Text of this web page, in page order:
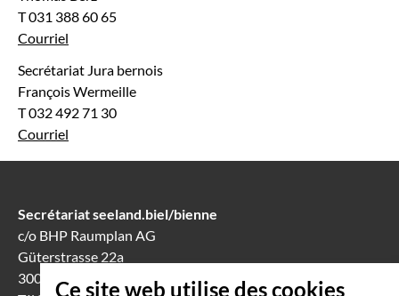
Ce site web utilise des cookies
T 031 388 60 65
Courriel
Secrétariat Jura bernois
François Wermeille
T 032 492 71 30
Courriel
Secrétariat seeland.biel/bienne
c/o BHP Raumplan AG
Güterstrasse 22a
3008 Berne